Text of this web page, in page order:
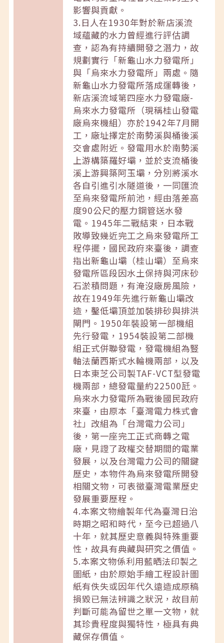
影響與貢獻。
3.日人在1930年對於新店溪流
域蘊藏的水力曾經進行評估調
查，認為有持續開發之潛力，故
規劃實行「新龜山水力發電所」
與「烏來水力發電所」兩處。隨
新龜山水力發電所落成運轉後，
新店溪流域第四座水力發電廠-
烏來水力發電所（現稱桂山發電
廠烏來機組）亦於1942年7月開
工，廠址擇定於南勢溪與桶後溪
交會處附近。發電用水於南勢溪
上游構築羅好壩，並於支流桶後
溪上游興築阿玉壩，分別將溪水
各自引進引水隧道後，一同匯流
至烏來發電所前池，經由落差高
度90公尺的壓力鋼管送水發
電。1945年二戰結束，日本戰
敗導致幾近完工之烏來發電所工
程停擺，國民政府來臺後，調查
指出新龜山壩（桂山壩）至烏來
發電所區段因水土保持與河床砂
石淤積問題，有淹沒廠房風險，
故在1949年先進行新龜山壩改
造，鑿低壩頂並加裝排砂與排洪
閘門。1950年裝設第一部機組
先行發電，1954裝設第二部機
組正式併聯發電，發電機組為豎
軸法蘭西斯式水輪機兩部，以及
日本東芝公司製TAF-VCT型發電
機兩部，總發電量約22500瓩。
烏來水力發電所為戰後國民政府
來臺，由原本「臺灣電力株式會
社」改組為「台灣電力公司」
後，第一座完工正式商轉之電
廠，見證了政權交替期間的電業
發展，以及台灣電力公司的關鍵
歷史，本物件為烏來發電所開發
相關文物，可表徵臺灣電業歷史
發展重要歷程。
4.本案文物繪製年代為臺灣日治
時期之昭和時代，至今已超過八
十年，就其歷史意義與特殊重要
性，故具有典藏與研究之價值。
5.本案文物係利用藍晒法印製之
圖紙，由於原始手繪工程設計圖
紙有佚失或因年代久遠造成原稿
損毀已無法辨識之狀況，故目前
判斷可能為留世之單一文物，就
其珍貴程度與獨特性，極具有典
藏保存價值。